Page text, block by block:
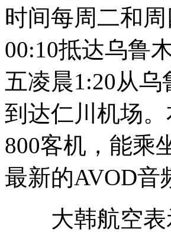
时间每周二和
00:10抵达乌鲁
五凌晨1:20从
到达仁川机场
800客机，能乘
最新的AVOD音
大韩航空表